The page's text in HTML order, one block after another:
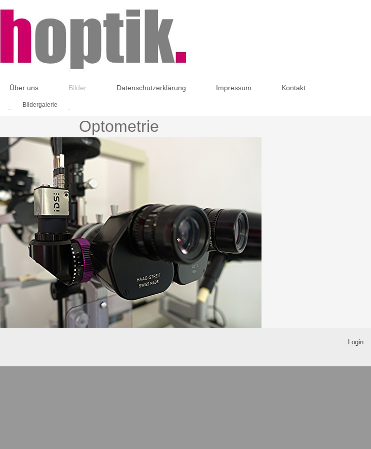
Über uns Bilder Datenschutzerklärung Impressum Kontakt
Bildergalerie
Optometrie
Login